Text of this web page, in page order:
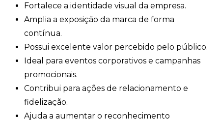
Fortalece a identidade visual da empresa.
Amplia a exposição da marca de forma
contínua.
Possui excelente valor percebido pelo público.
Ideal para eventos corporativos e campanhas
promocionais.
Contribui para ações de relacionamento e
fidelização.
Ajuda a aumentar o reconhecimento